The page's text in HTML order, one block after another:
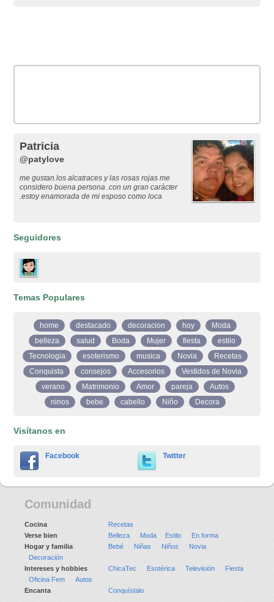
Patricia
@patylove
me gustan.los alcatraces y las rosas rojas me
considero buena persona .con un gran carácter
.estoy enamorada de mi esposo como loca
Seguidores
Temas Populares
home destacado decoracion hoy
Moda
belleza
salud Boda Mujer fiesta
estilo
Tecnologia
esoterismo musica Novia
Recetas
Conquista
consejos Accesorios
Vestidos de Novia
verano
Matrimonio Amor pareja
Autos
ninos
bebe cabello Niño Decora
Visítanos en
Facebook Twitter
Comunidad
Cocina
Recetas
Verse bien
Belleza Moda Estilo
En forma
Hogar y familia
Bebé Niñas Niños
Novia
Decoración
Intereses y hobbies
ChicaTec Esotérica Televisión
Fiesta
Oficina Fem
Autos
Encanta
Conquístalo